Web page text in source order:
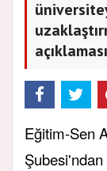
Eğitim-Sen
Şubesi'ndan